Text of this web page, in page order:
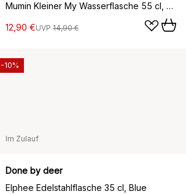
Mumin Kleiner My Wasserflasche 55 cl, Rosa
12,90 €UVP 14,90 €
Im Zulauf
Done by deer
Elphee Edelstahlflasche 35 cl, Blue
-10%